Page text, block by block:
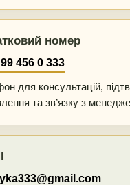
номер
456 0 333
для консультацій,
та зв’язку з